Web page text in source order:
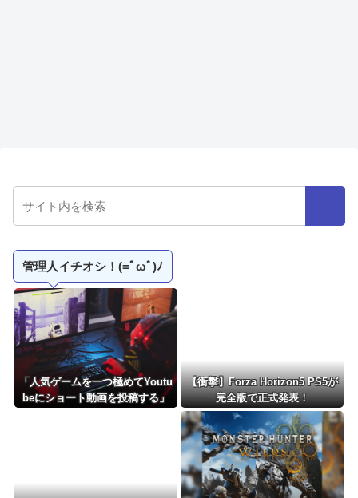
管理人イチオシ！(=ﾟωﾟ)ﾉ
「人気ゲームを一つ極めてYoutu
beにショート動画を投稿する」
【衝撃】Forza Horizon5 PS5が
完全版で正式発表！